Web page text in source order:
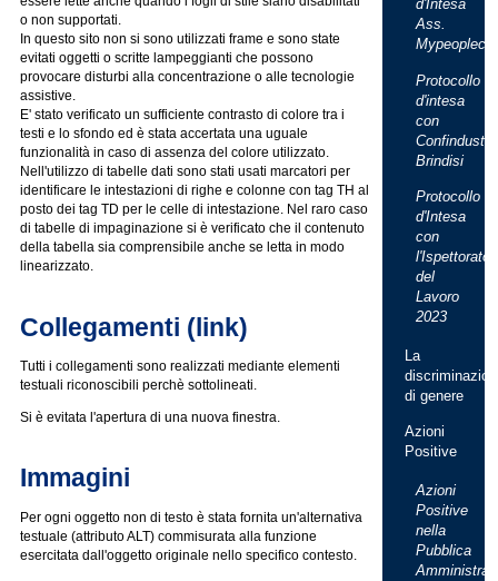
o non supportati.
In questo sito non si sono utilizzati frame e sono state
evitati oggetti o scritte lampeggianti che possono
provocare disturbi alla concentrazione o alle tecnologie
assistive.
E' stato verificato un sufficiente contrasto di colore tra i
testi e lo sfondo ed è stata accertata una uguale
funzionalità in caso di assenza del colore utilizzato.
Nell'utilizzo di tabelle dati sono stati usati marcatori per
identificare le intestazioni di righe e colonne con tag TH al
posto dei tag TD per le celle di intestazione. Nel raro caso
di tabelle di impaginazione si è verificato che il contenuto
della tabella sia comprensibile anche se letta in modo
linearizzato.
Collegamenti (link)
Tutti i collegamenti sono realizzati mediante elementi
testuali riconoscibili perchè sottolineati.
Si è evitata l'apertura di una nuova finestra.
Immagini
Per ogni oggetto non di testo è stata fornita un'alternativa
testuale (attributo ALT) commisurata alla funzione
esercitata dall'oggetto originale nello specifico contesto.
d'Intesa
Ass.
Protocollo
d'intesa
con
Brindisi
Protocollo
d'Intesa
con
l'Ispettorato
del
Lavoro
2023
La
di genere
Azioni
Positive
Azioni
Positive
nella
Pubblica